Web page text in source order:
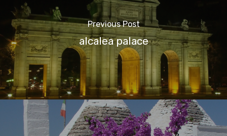
Previous Post
alcalea palace